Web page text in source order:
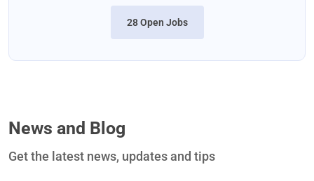
28 Open Jobs
News and Blog
Get the latest news, updates and tips